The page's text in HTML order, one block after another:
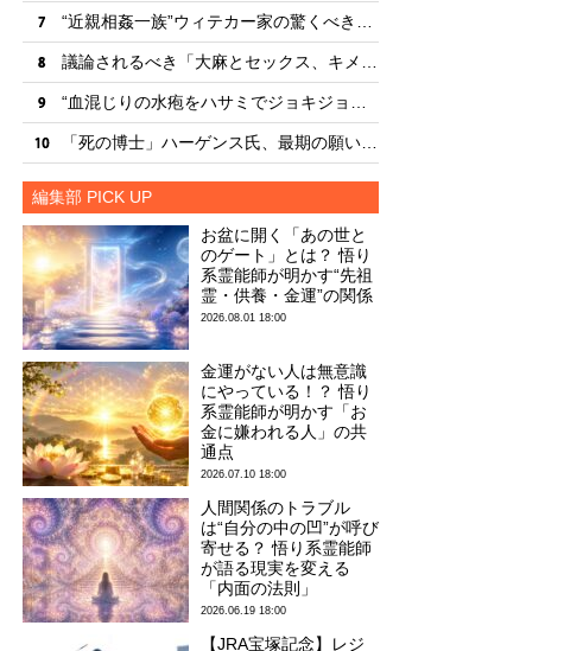
・
・
・
・
編集部 PICK UP
お盆に開く「あの世と
のゲート」とは？ 悟り
系霊能師が明かす“先祖
霊・供養・金運”の関係
2026.08.01 18:00
金運がない人は無意識
にやっている！？ 悟り
系霊能師が明かす「お
金に嫌われる人」の共
通点
2026.07.10 18:00
人間関係のトラブル
は“自分の中の凹”が呼び
寄せる？ 悟り系霊能師
が語る現実を変える
「内面の法則」
2026.06.19 18:00
【JRA宝塚記念】レジ